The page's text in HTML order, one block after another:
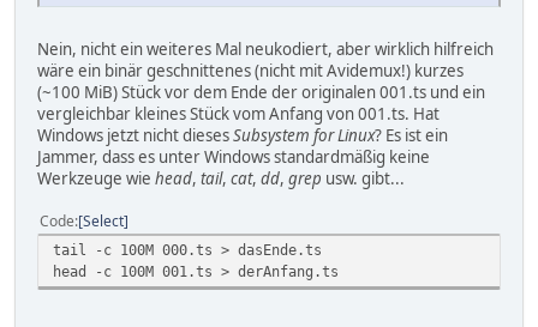
Nein, nicht ein weiteres Mal neukodiert, aber wirklich hilfreich
wäre ein binär geschnittenes (nicht mit Avidemux!) kurzes
(~100 MiB) Stück vor dem Ende der originalen 001.ts und ein
vergleichbar kleines Stück vom Anfang von 001.ts. Hat
Windows jetzt nicht diesesSubsystem for Linux? Es ist ein
Jammer, dass es unter Windows standardmäßig keine
Werkzeuge wie head, tail, cat, dd, grep usw. gibt...
Code Select
tail -c 100M 000.ts > dasEnde.ts
head -c 100M 001.ts > derAnfang.ts